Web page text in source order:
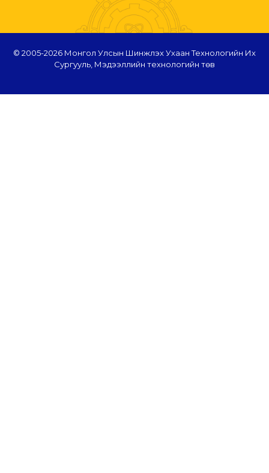
© 2005-2026 Монгол Улсын Шинжлэх Ухаан Технологийн Их
Сургууль, Мэдээллийн технологийн төв